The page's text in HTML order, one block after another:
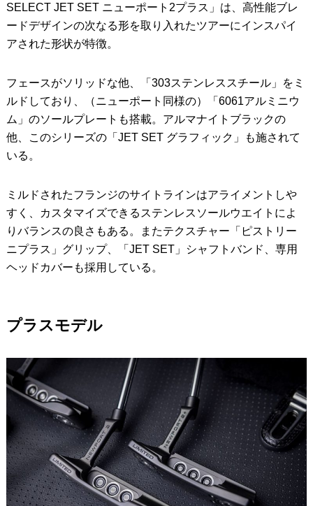
SELECT JET SET ニューポート2プラス」は、高性能ブレ
ードデザインの次なる形を取り入れたツアーにインスパイ
アされた形状が特徴。
フェースがソリッドな他、「303ステンレススチール」をミ
ルドしており、（ニューポート同様の）「6061アルミニウ
ム」のソールプレートも搭載。アルマナイトブラックの
他、このシリーズの「JET SET グラフィック」も施されて
いる。
ミルドされたフランジのサイトラインはアライメントしや
すく、カスタマイズできるステンレスソールウエイトによ
りバランスの良さもある。またテクスチャー「ピストリー
ニプラス」グリップ、「JET SET」シャフトバンド、専用
ヘッドカバーも採用している。
プラスモデル